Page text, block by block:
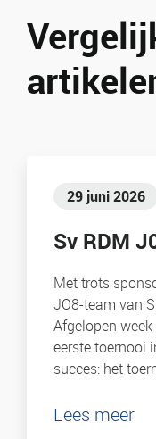
29 juni 2026
Sv RDM
Met trots
JO8-team van
Afgelopen
eerste toernooi
succes: het
Lees meer